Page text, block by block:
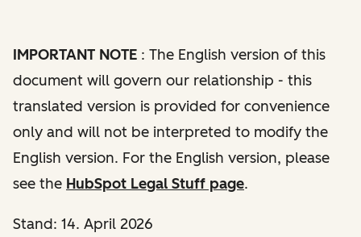
IMPORTANT NOTE : The English version of this
document will govern our relationship - this
translated version is provided for convenience
only and will not be interpreted to modify the
English version. For the English version, please
see the HubSpot Legal Stuff page.
Stand: 14. April 2026